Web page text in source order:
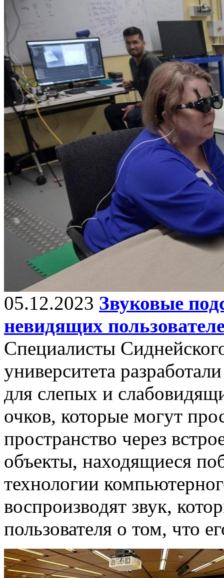
05.12.2023 Звуковые
невидящих
Специалисты
университета
для слепых и
очков, которые могут
пространство через
объекты, находящиеся
технологии
воспроизводят звук,
пользователя о том, что